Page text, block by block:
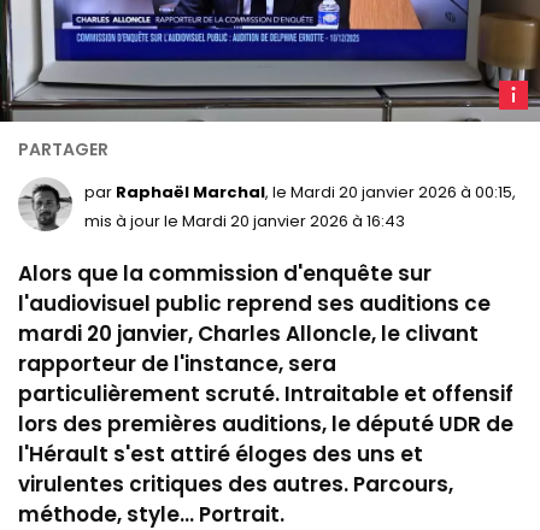
par Raphaël Marchal, le Mardi 20 janvier 2026 à 00:15,
mis à jour le Mardi 20 janvier 2026 à 16:43
Alors que la commission d'enquête sur
l'audiovisuel public reprend ses auditions ce
mardi 20 janvier, Charles Alloncle, le clivant
rapporteur de l'instance, sera
particulièrement scruté. Intraitable et offensif
lors des premières auditions, le député UDR de
l'Hérault s'est attiré éloges des uns et
virulentes critiques des autres. Parcours,
méthode, style... Portrait.